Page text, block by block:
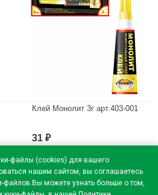
файлы (cookies) для вашего
нашим сайтом, вы соглашаетесь
файлов.Вы можете узнать больше о том,
Клей Монолит 3г арт.403-001
31 ₽